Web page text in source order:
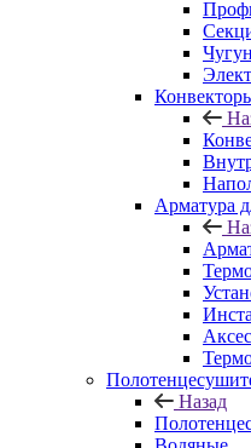
Арматура
Назад